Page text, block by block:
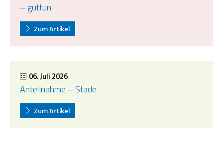
– guttun
Zum Artikel
06. Juli 2026
Anteilnahme – Stade
Zum Artikel